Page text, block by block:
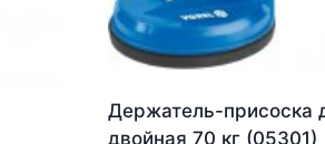
Держатель-присоска
двойная 70 кг (05301)